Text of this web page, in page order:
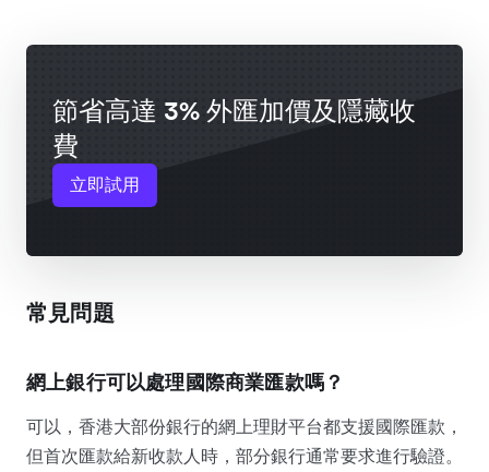
節省高達 3% 外匯加價及隱藏收
費
立即試用
常見問題
網上銀行可以處理國際商業匯款嗎？
可以，香港大部份銀行的網上理財平台都支援國際匯款，
但首次匯款給新收款人時，部分銀行通常要求進行驗證。